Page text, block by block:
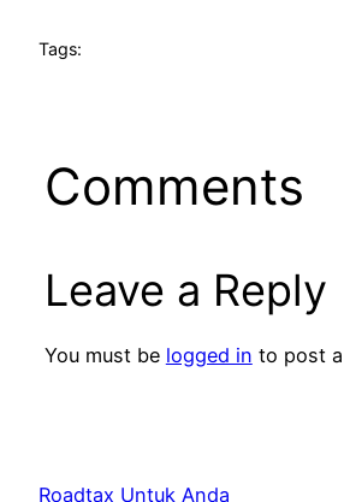
Tags:
Comments
Leave a Reply
You must be logged in to post
Roadtax Untuk Anda